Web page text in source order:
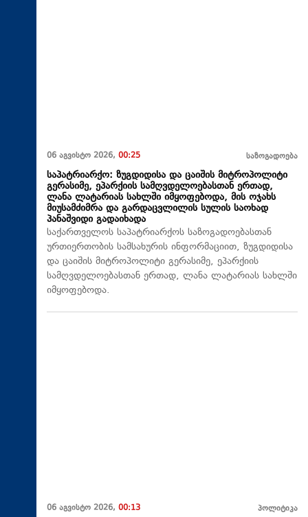
06 აგვისტო 2026, 00:25 საზოგადოება
საპატრიარქო: ზუგდიდისა და ცაიშის მიტროპოლიტი
გერასიმე, ეპარქიის სამღვდელოებასთან ერთად,
ლანა ლატარიას სახლში იმყოფებოდა, მის ოჯახს
მიუსამძიმრა და გარდაცვლილის სულის საოხად
პანაშვიდი გადაიხადა
საქართველოს საპატრიარქოს საზოგადოებასთან
ურთიერთობის სამსახურის ინფორმაციით, ზუგდიდისა
და ცაიშის მიტროპოლიტი გერასიმე, ეპარქიის
სამღვდელოებასთან ერთად, ლანა ლატარიას სახლში
იმყოფებოდა.
06 აგვისტო 2026, 00:13 პოლიტიკა